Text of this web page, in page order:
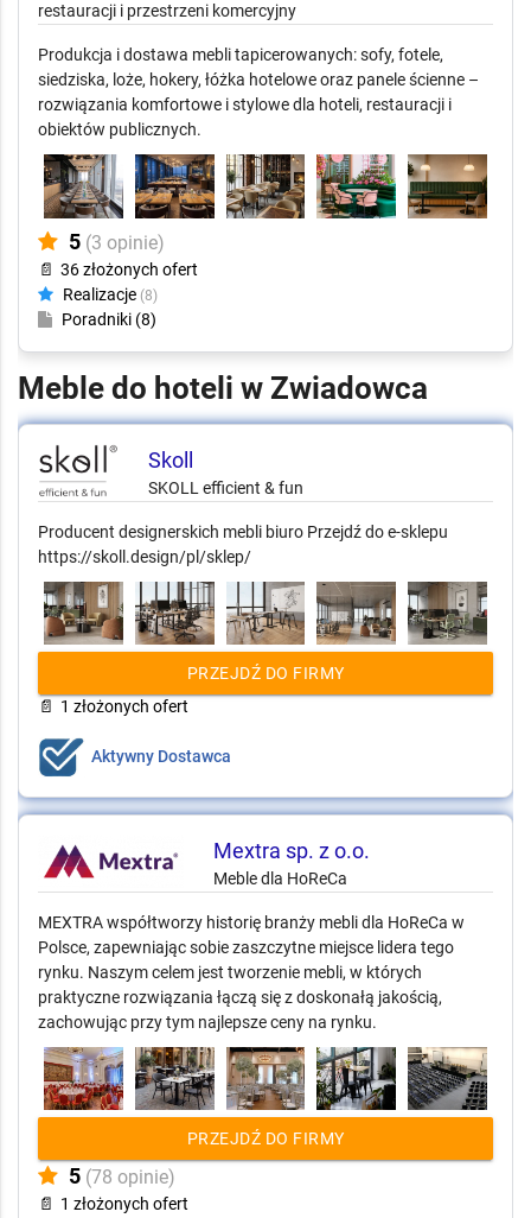
restauracji i przestrzeni komercyjny
Produkcja i dostawa mebli tapicerowanych: sofy, fotele,
siedziska, loże, hokery, łóżka hotelowe oraz panele ścienne –
rozwiązania komfortowe i stylowe dla hoteli, restauracji i
obiektów publicznych.
5 (3 opinie)
📄 36 złożonych ofert
Realizacje (8)
Poradniki (8)
Meble do hoteli w Zwiadowca
Skoll
SKOLL efficient & fun
Producent designerskich mebli biuro Przejdź do e-sklepu
https://skoll.design/pl/sklep/
PRZEJDŹ DO FIRMY
📄 1 złożonych ofert
Aktywny Dostawca
Mextra sp. z o.o.
Meble dla HoReCa
MEXTRA współtworzy historię branży mebli dla HoReCa w
Polsce, zapewniając sobie zaszczytne miejsce lidera tego
rynku. Naszym celem jest tworzenie mebli, w których
praktyczne rozwiązania łączą się z doskonałą jakością,
zachowując przy tym najlepsze ceny na rynku.
PRZEJDŹ DO FIRMY
5 (78 opinie)
📄 1 złożonych ofert